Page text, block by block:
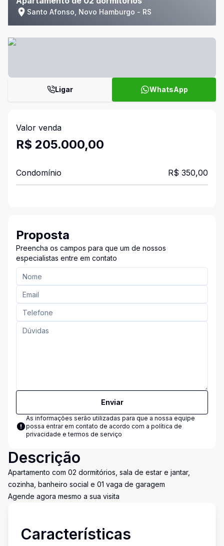
Santo Afonso, Novo Hamburgo - RS
Ligar WhatsApp
Valor venda
R$ 205.000,00
Condomínio R$ 350,00
Proposta
Preencha os campos para que um de nossos
especialistas entre em contato
Enviar
As informações serão utilizadas para que a nossa equipe
possa entrar em contato de acordo com a política de
privacidade e termos de serviço
Descrição
Apartamento com 02 dormitórios, sala de estar e jantar,
cozinha, banheiro social e 01 vaga de garagem
Agende agora mesmo a sua visita
Características